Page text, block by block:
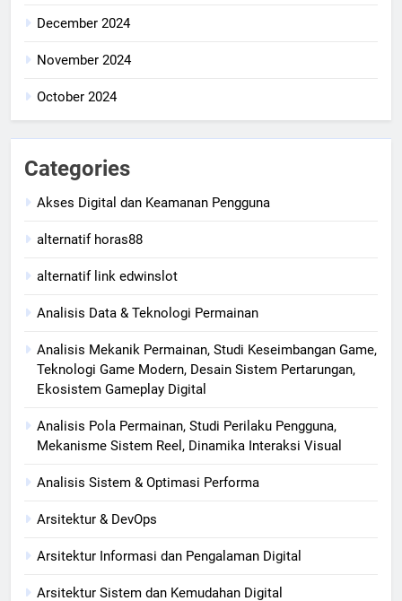
December 2024
November 2024
October 2024
Categories
Akses Digital dan Keamanan Pengguna
alternatif horas88
alternatif link edwinslot
Analisis Data & Teknologi Permainan
Analisis Mekanik Permainan, Studi Keseimbangan Game,
Teknologi Game Modern, Desain Sistem Pertarungan,
Ekosistem Gameplay Digital
Analisis Pola Permainan, Studi Perilaku Pengguna,
Mekanisme Sistem Reel, Dinamika Interaksi Visual
Analisis Sistem & Optimasi Performa
Arsitektur & DevOps
Arsitektur Informasi dan Pengalaman Digital
Arsitektur Sistem dan Kemudahan Digital